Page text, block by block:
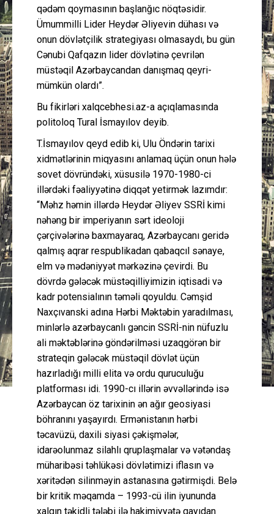
Əlaqə
qədəm qoymasının başlanğıc nöqtəsidir.
Ümummilli Lider Heydər Əliyevin dühası və
onun dövlətçilik strategiyası olmasaydı, bu gün
Cənubi Qafqazın lider dövlətinə çevrilən
müstəqil Azərbaycandan danışmaq qeyri-
mümkün olardı”.
Bu fikirləri xalqcebhesi.az-a açıqlamasında
politoloq Tural İsmayılov deyib.
T.İsmayılov qeyd edib ki, Ulu Öndərin tarixi
xidmətlərinin miqyasını anlamaq üçün onun hələ
sovet dövründəki, xüsusilə 1970-1980-ci
illərdəki fəaliyyətinə diqqət yetirmək lazımdır:
“Məhz həmin illərdə Heydər Əliyev SSRİ kimi
nəhəng bir imperiyanın sərt ideoloji
çərçivələrinə baxmayaraq, Azərbaycanı geridə
qalmış aqrar respublikadan qabaqcıl sənaye,
elm və mədəniyyət mərkəzinə çevirdi. Bu
dövrdə gələcək müstəqilliyimizin iqtisadi və
kadr potensialının təməli qoyuldu. Cəmşid
Naxçıvanski adına Hərbi Məktəbin yaradılması,
minlərlə azərbaycanlı gəncin SSRİ-nin nüfuzlu
ali məktəblərinə göndərilməsi uzaqgörən bir
strateqin gələcək müstəqil dövlət üçün
hazırladığı milli elita və ordu quruculuğu
platforması idi. 1990-cı illərin əvvəllərində isə
Azərbaycan öz tarixinin ən ağır geosiyasi
böhranını yaşayırdı. Ermənistanın hərbi
təcavüzü, daxili siyasi çəkişmələr,
idarəolunmaz silahlı qruplaşmalar və vətəndaş
müharibəsi təhlükəsi dövlətimizi iflasın və
xəritədən silinməyin astanasına gətirmişdi. Belə
bir kritik məqamda – 1993-cü ilin iyununda
xalqın təkidli tələbi ilə hakimiyyətə qayıdan